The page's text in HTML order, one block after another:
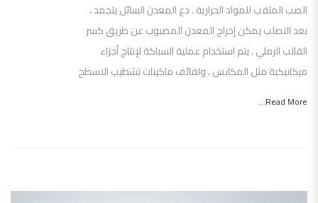
الصب المثقب للمواد الحرارية . دع المعدن السائل يتجمد ،
بعد التصلب يمكن إخراج المعدن المصبوب عن طريق كسر
القالب الرملي . يتم استخدام عملية السباكة لإنتاج أجزاء
ميكانيكية مثل المكابس ، ولفائف ماكينات تشطيب الاسطح
Read More...